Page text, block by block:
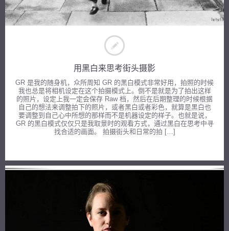
用黑白来思考街头摄影
GR 是我的随身机，众所周知 GR 的黑白模式非常好用，拍照的时候
我也总是将相机设定在这个拍摄模式上。倒不是就是为了拍出这样
的照片，设定上我一定会保存 Raw 档，然后在后期整理的时候根据
自己的想法来调整拍下的照片，或者黑白或者彩色，就算是黑白也
要调整到自己心中所想的那样而不是机器设定的样子。也就是说，
GR 的黑白模式仅仅只是我取景时的观看方式，通过黑白在思考中寻
找合适的画面。 拍摄街头和日常的拍 […]